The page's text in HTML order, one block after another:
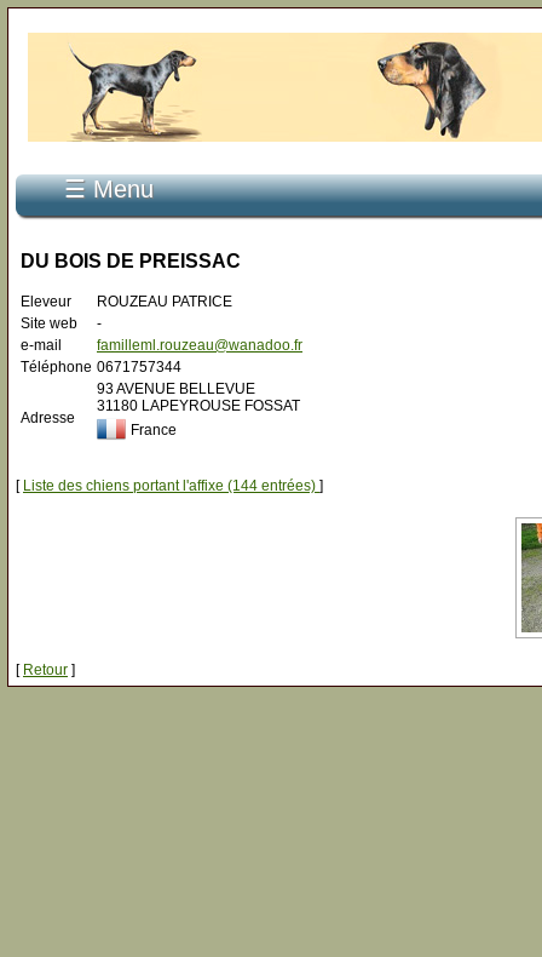
☰ Menu
DU BOIS DE PREISSAC
Eleveur
ROUZEAU PATRICE
Site web
-
e-mail
familleml.rouzeau@wanadoo.fr
Téléphone 0671757344
Adresse
93 AVENUE BELLEVUE
31180 LAPEYROUSE FOSSAT
France
[ Liste des chiens portant l'affixe (144 entrées) ]
[ Retour ]